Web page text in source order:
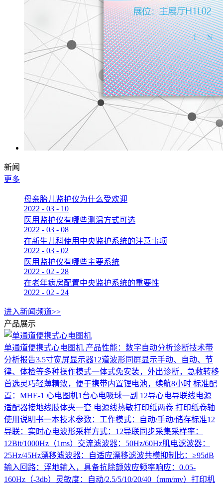
新闻
更多
母亲胎儿监护仪为什么受欢迎
2022 - 03 - 10
医用监护仪有哪些测温方式可选
2022 - 03 - 08
在新生儿科使用中央监护系统的注意事项
2022 - 03 - 02
医用监护仪有哪些主要系统
2022 - 02 - 28
在老年病房配置中央监护系统的重要性
2022 - 02 - 24
进入新闻频道>>
产品展示
单通道便携式心电图机 产品性能：数字自动分析诊断技术带
分析报告3.5寸宽屏显示器12道波形同屏显示手动、自动、节
律、体检等多种操作模式一体式免安装，外出诊断，急救转移
首选灵巧轻薄精致，便于携带内置锂电池，续航8小时 标准配
置：MHE-1 心电图机1台心电吸球一副 12导心电导联线电源
适配器接地线肢体夹一套 电源线热敏打印纸两卷 打印纸卷轴
使用说明书一本技术参数：工作模式：自动/手动/储存标准12
导联：实时心电波形采样方式：12导联同步采集采样率：
12Bit/1000Hz（1ms）交流滤波器：50Hz/60Hz肌电滤波器：
25Hz/45Hz漂移滤波器：自适应漂移滤波共模抑制比：≥95dB
输入回路：浮地输入，具备抗除颤效应频率响应：0.05-
160Hz（-3db）灵敏度：自动/2.5/5/10/20/40（mm/mv）打印机